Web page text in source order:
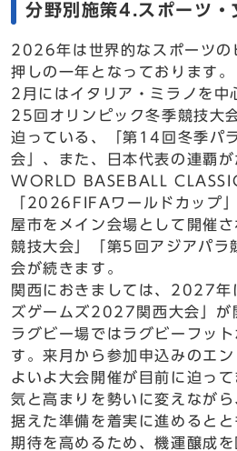
分野別施策4.スポーツ・
2026年は世界的なスポーツの
押しの一年となっております。
2月にはイタリア・ミラノを中
25回オリンピック冬季競技大
迫っている、「第14回冬季パ
会」、また、日本代表の連覇
WORLD BASEBALL
「2026FIFAワールドカップ
屋市をメイン会場として開催
競技大会」「第5回アジアパラ
会が続きます。
関西におきましては、2027年
ズゲームズ2027関西大会」が
ラグビー場ではラグビーフッ
す。来月から参加申込みのエ
よいよ大会開催が目前に迫っ
気と高まりを勢いに変えなが
据えた準備を着実に進めると
期待を高めるため、機運醸成を